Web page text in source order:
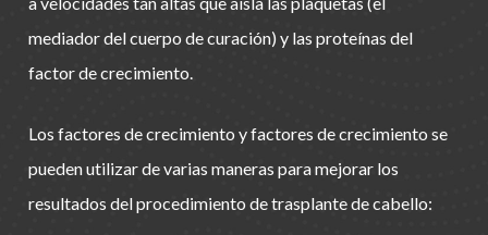
mediador del cuerpo de curación) y las proteínas del
factor de crecimiento.
Los factores de crecimiento y factores de crecimiento se
pueden utilizar de varias maneras para mejorar los
resultados del procedimiento de trasplante de cabello: